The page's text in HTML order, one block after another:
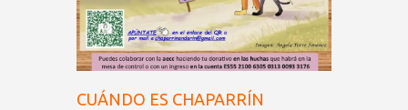
CUÁNDO ES CHAPARRÍN